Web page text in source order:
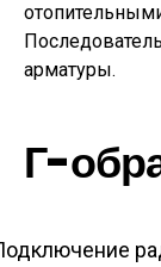
арматуры.
Г-